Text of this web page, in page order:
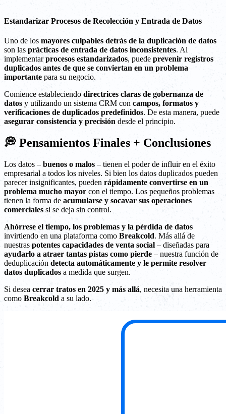
Estandarizar Procesos de Recolección y Entrada de Datos
Uno de los mayores culpables detrás de la duplicación de datos
son las prácticas de entrada de datos inconsistentes. Al
implementarprocesos estandarizados, puede prevenir registros
duplicados antes de que se conviertan en un problema
importante para su negocio.
Comience estableciendo directrices claras de gobernanza de
datos y utilizando un sistema CRM con campos, formatos y
verificaciones de duplicados predefinidos. De esta manera, puede
asegurar consistencia y precisión desde el principio.
💭 Pensamientos Finales + Conclusiones
Los datos – buenos o malos – tienen el poder de influir en el éxito
empresarial a todos los niveles. Si bien los datos duplicados pueden
parecer insignificantes, pueden rápidamente convertirse en un
problema mucho mayor con el tiempo. Los pequeños problemas
tienen la forma de acumularse y socavar sus operaciones
comerciales si se deja sin control.
Ahórrese el tiempo, los problemas y la pérdida de datos
invirtiendo en una plataforma como Breakcold. Más allá de
nuestras potentes capacidades de venta social – diseñadas para
ayudarlo a atraer tantas pistas como pierde – nuestra función de
deduplicación detecta automáticamente y le permite resolver
datos duplicados a medida que surgen.
Si desea cerrar tratos en 2025 y más allá, necesita una herramienta
como Breakcold a su lado.